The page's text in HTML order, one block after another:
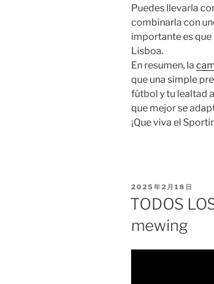
Puedes llevarla
combinarla con
importante es
Lisboa.
En resumen, la
que una simple
fútbol y tu lealtad
que mejor se
¡Que viva el
PUBLICADO
EL
2025年2月18日
TODOS
mewing